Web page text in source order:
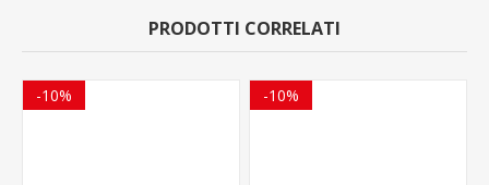
PRODOTTI CORRELATI
-10% -10%